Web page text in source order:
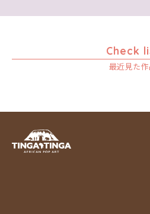
Check
最近見た